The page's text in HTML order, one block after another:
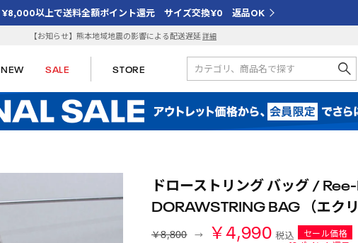
¥8,000以上で送料全額ポイント還元 サイズ交換¥0 返品OK
【お知らせ】熊本地域地震の影響による配送遅延詳細
NEW SALE STORE
ドローストリング バッグ /
DORAWSTRING BAG （エクリ
￥8,800 ￥4,990 税込
セール価格